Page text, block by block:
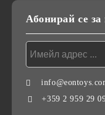
Абонирай се
+359 2 959 29